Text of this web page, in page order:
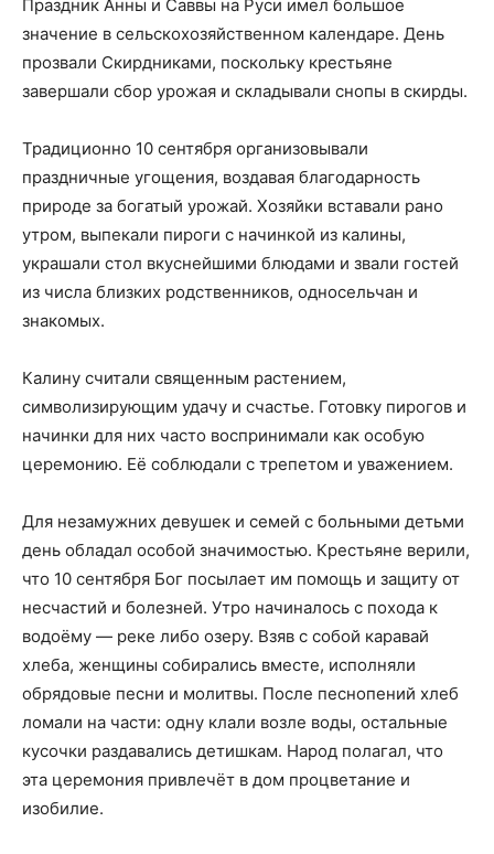
Праздник Анны и Саввы на Руси имел большое
значение в сельскохозяйственном календаре. День
прозвали Скирдниками, поскольку крестьяне
завершали сбор урожая и складывали снопы в скирды.
Традиционно 10 сентября организовывали
праздничные угощения, воздавая благодарность
природе за богатый урожай. Хозяйки вставали рано
утром, выпекали пироги с начинкой из калины,
украшали стол вкуснейшими блюдами и звали гостей
из числа близких родственников, односельчан и
знакомых.
Калину считали священным растением,
символизирующим удачу и счастье. Готовку пирогов и
начинки для них часто воспринимали как особую
церемонию. Её соблюдали с трепетом и уважением.
Для незамужних девушек и семей с больными детьми
день обладал особой значимостью. Крестьяне верили,
что 10 сентября Бог посылает им помощь и защиту от
несчастий и болезней. Утро начиналось с похода к
водоёму — реке либо озеру. Взяв с собой каравай
хлеба, женщины собирались вместе, исполняли
обрядовые песни и молитвы. После песнопений хлеб
ломали на части: одну клали возле воды, остальные
кусочки раздавались детишкам. Народ полагал, что
эта церемония привлечёт в дом процветание и
изобилие.